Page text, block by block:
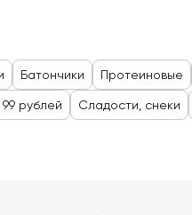
Батончики Протеиновые
рублей Сладости, снеки